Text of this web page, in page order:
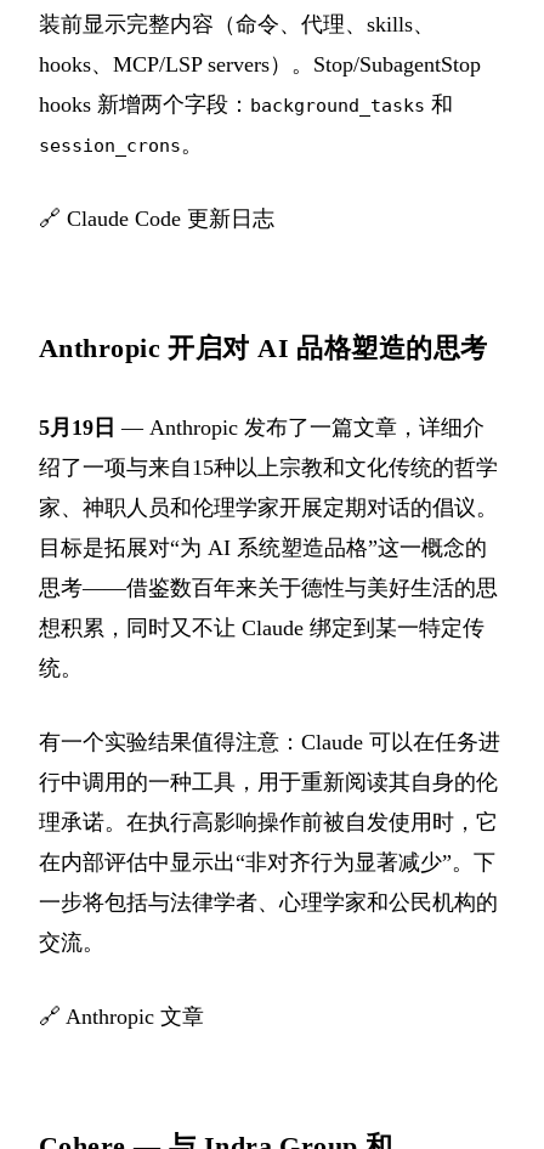
装前显示完整内容（命令、代理、skills、
hooks、MCP/LSP servers）。Stop/SubagentStop
hooks 新增两个字段： background_tasks 和
session_crons。
🔗 Claude Code 更新日志
Anthropic 开启对 AI 品格塑造的思考
5月19日 — Anthropic 发布了一篇文章，详细介
绍了一项与来自15种以上宗教和文化传统的哲学
家、神职人员和伦理学家开展定期对话的倡议。
目标是拓展对“为 AI 系统塑造品格”这一概念的
思考——借鉴数百年来关于德性与美好生活的思
想积累，同时又不让 Claude 绑定到某一特定传
统。
有一个实验结果值得注意：Claude 可以在任务进
行中调用的一种工具，用于重新阅读其自身的伦
理承诺。在执行高影响操作前被自发使用时，它
在内部评估中显示出“非对齐行为显著减少”。下
一步将包括与法律学者、心理学家和公民机构的
交流。
🔗 Anthropic 文章